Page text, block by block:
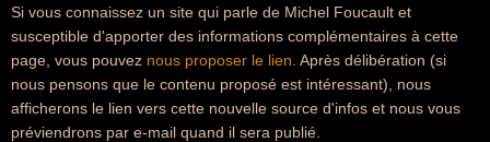
Si vous connaissez un site qui parle de Michel Foucault et
susceptible d'apporter des informations complémentaires à cette
page, vous pouvez nous proposer le lien . Après délibération (si
nous pensons que le contenu proposé est intéressant), nous
afficherons le lien vers cette nouvelle source d'infos et nous vous
préviendrons par e-mail quand il sera publié.